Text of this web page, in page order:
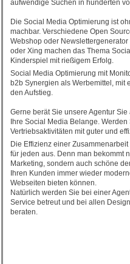
aufwendige Suchen in hunderten
Die Social Media Optimierung ist
machbar. Verschiedene Open
Webshop oder
oder Xing machen das Thema
Kinderspiel mit rießigem Erfolg.
Social Media Optimierung mit
b2b Synergien als Werbemittel, mit
den Aufstieg.
Gerne berät Sie unsere Agentur
Ihre Social Media Belange.
Vertriebsaktivitäten mit guter und
Die Effizienz einer
für jeden aus. Denn man bekommt
Marketing, sondern auch schöne
Ihren Kunden immer wieder
Webseiten bieten können.
Natürlich werden Sie bei einer
Service betreut und bei allen
beraten.